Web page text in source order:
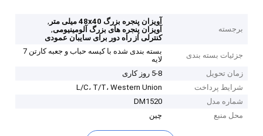
برجسته
آویزان پنجره بزرگ 48x40 میلی متر
,
آویزان پنجره های بزرگ آلومینیومی,
کنترلی از راه دور برای سایبان عمودی
جزئیات بسته بندی
بسته بندی شده با کیسه حباب و جعبه کارتن 7
لایه
زمان تحویل
5-8 روز کاری
شرایط پرداخت
L/C، T/T، Western Union
شماره مدل
DM1520
محل منبع
چین